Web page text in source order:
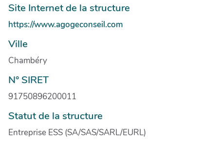
Site Internet de la structure
https://www.agogeconseil.com
Ville
Chambéry
N° SIRET
91750896200011
Statut de la structure
Entreprise ESS (SA/SAS/SARL/EURL)